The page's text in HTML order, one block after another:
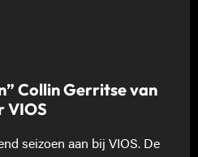
Collin Gerritse van
VIOS
seizoen aan bij VIOS. De